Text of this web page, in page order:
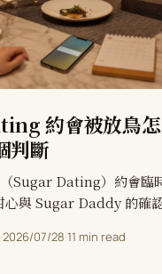
約會被放鳥
判斷
Sugar Dating）約會臨
心與 Sugar Daddy 的確
訂位成本、當天失約停損
·2026/07/28·11 min read